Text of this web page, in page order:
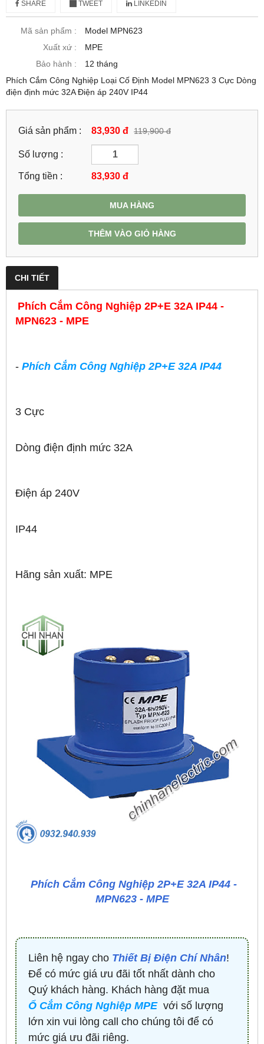
SHARE TWEET LINKEDIN
Mã sản phẩm :
Model MPN623
Xuất xứ :
MPE
Bảo hành :
12 tháng
Phích Cắm Công Nghiệp Loại Cố Định Model MPN623 3 Cực Dòng
điện định mức 32A Điện áp 240V IP44
Giá sản phẩm : 83,930 đ 119,900 đ
Số lượng :
Tổng tiền : 83,930 đ
MUA HÀNG
THÊM VÀO GIỎ HÀNG
CHI TIẾT
Phích Cắm Công Nghiệp 2P+E 32A IP44 -
MPN623 - MPE
- Phích Cắm Công Nghiệp 2P+E 32A IP44
3 Cực
Dòng điện định mức 32A
Điện áp 240V
IP44
Hãng sản xuất: MPE
Phích Cắm Công Nghiệp 2P+E 32A IP44 -
MPN623 - MPE
Liên hệ ngay cho Thiết Bị Điện Chí Nhân!
Để có mức giá ưu đãi tốt nhất dành cho
Quý khách hàng. Khách hàng đặt mua
Ổ Cắm Công Nghiệp MPEvới số lượng
lớn xin vui lòng call cho chúng tôi để có
mức giá ưu đãi riêng.